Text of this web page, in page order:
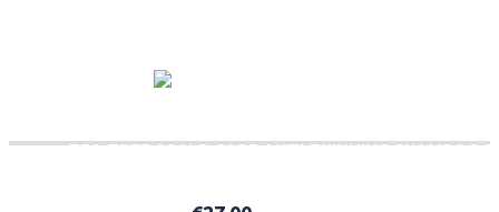
TEA TREE SCALP CARE ANTI THINNING SHAMPOO